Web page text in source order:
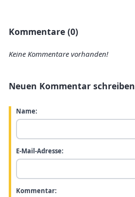
Kommentare (0)
Keine Kommentare vorhanden!
Neuen Kommentar schreiben
Name:
E-Mail-Adresse:
Kommentar: